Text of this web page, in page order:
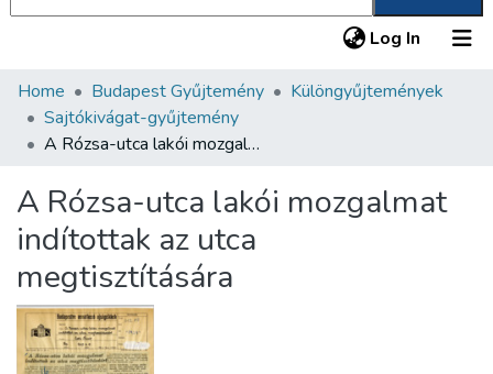
Log In (current)
Communities & Collections
All of DSpace
About us
Home Budapest Gyűjtemény
Különgyűjtemények
Sajtókivágat-gyűjtemény
A Rózsa-utca lakói mozgalmat indítottak az utca megtisztítására
A Rózsa-utca lakói mozgalmat
indítottak az utca
megtisztítására